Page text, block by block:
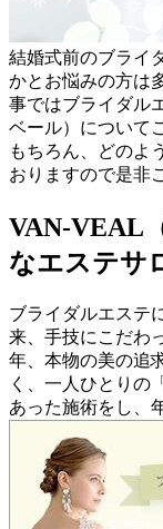
結婚式前のブライ
かとお悩みの方は
事ではブライダル
ベール）について
もちろん、どのよ
おりますので是非
VAN-VEAL
なエステサ
ブライダルエステ
来、手技にこだわ
年、本物の美の追
く、一人ひとりの
あった施術をし、